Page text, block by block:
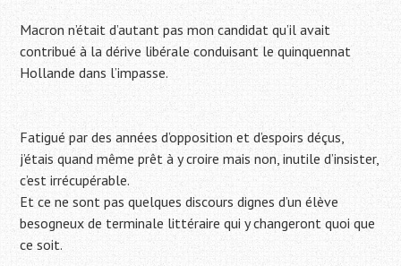
Macron n’était d’autant pas mon candidat qu’il avait
contribué à la dérive libérale conduisant le quinquennat
Hollande dans l’impasse.
Fatigué par des années d’opposition et d’espoirs déçus,
j’étais quand même prêt à y croire mais non, inutile d’insister,
c’est irrécupérable.
Et ce ne sont pas quelques discours dignes d’un élève
besogneux de terminale littéraire qui y changeront quoi que
ce soit.